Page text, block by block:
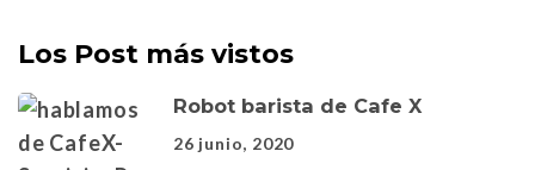
Los Post más vistos
Robot barista de Cafe X
26 junio, 2020